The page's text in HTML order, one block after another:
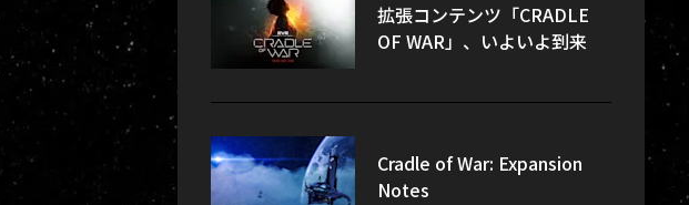
拡張コンテンツ「CRADLE
OF WAR」、いよいよ到来
Cradle of War: Expansion
Notes